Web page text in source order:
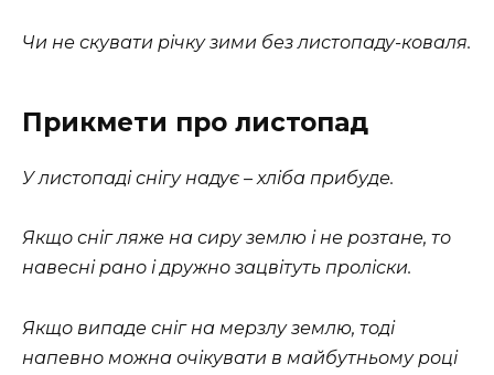
Чи не скувати річку зими без листопаду-коваля.
Прикмети про листопад
У листопаді снігу надує – хліба прибуде.
Якщо сніг ляже на сиру землю і не розтане, то
навесні рано і дружно зацвітуть проліски.
Якщо випаде сніг на мерзлу землю, тоді
напевно можна очікувати в майбутньому році